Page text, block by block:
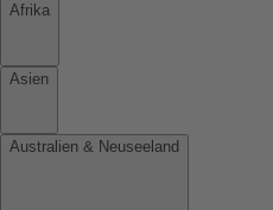
Afrika
Asien
Australien & Neuseeland